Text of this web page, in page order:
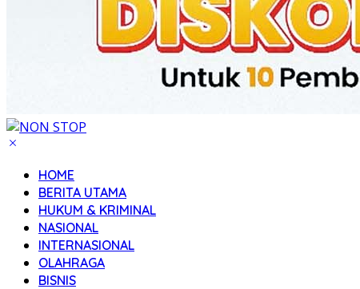
HOME
BERITA UTAMA
HUKUM & KRIMINAL
NASIONAL
INTERNASIONAL
OLAHRAGA
BISNIS